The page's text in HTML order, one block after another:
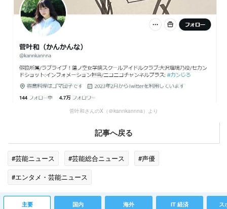
菅叶和さんのX（＠kannkannna）より
記事へ戻る
#芸能ニュース #芸能総合ニュース
#声優
#エンタメ・芸能ニュース
主要 国内 海外 IT 経済 ス